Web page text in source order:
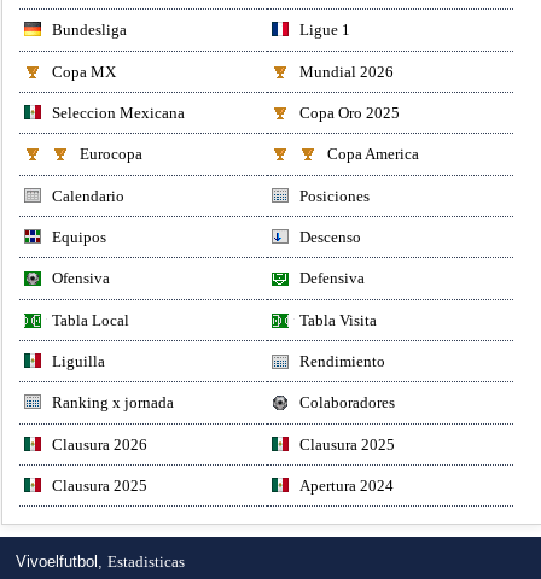
Bundesliga Ligue 1
Copa MX Mundial 2026
Seleccion Mexicana Copa Oro 2025
Eurocopa Copa America
Calendario Posiciones
Equipos Descenso
Ofensiva Defensiva
Tabla Local Tabla Visita
Liguilla Rendimiento
Ranking x jornada Colaboradores
Clausura 2026 Clausura 2025
Clausura 2025 Apertura 2024
Vivoelfutbol,Estadisticas